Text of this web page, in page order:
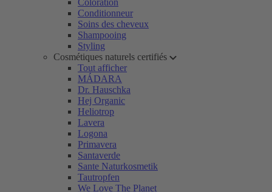
Coloration
Conditionneur
Soins des cheveux
Shampooing
Styling
Cosmétiques naturels certifiés
Tout afficher
MÁDARA
Dr. Hauschka
Hej Organic
Heliotrop
Lavera
Logona
Primavera
Santaverde
Sante Naturkosmetik
Tautropfen
We Love The Planet